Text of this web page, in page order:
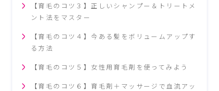
【育毛のコツ３】正しいシャンプー＆トリートメ
ント法をマスター
【育毛のコツ４】今ある髪をボリュームアップす
る方法
【育毛のコツ５】女性用育毛剤を使ってみよう
【育毛のコツ６】育毛剤＋マッサージで血流アッ